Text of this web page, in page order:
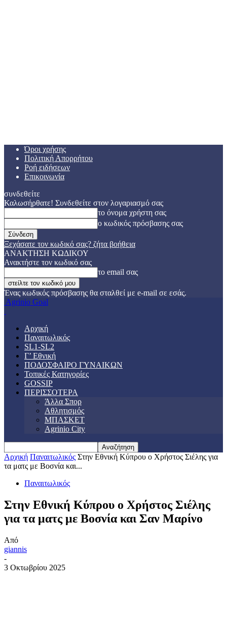
Όροι χρήσης
Πολιτική Απορρήτου
Ροή ειδήσεων
Επικοινωνία
συνδεθείτε
Καλωσήρθατε! Συνδεθείτε στον λογαριασμό σας
το όνομα χρήστη σας
ο κωδικός πρόσβασης σας
Ξεχάσατε τον κωδικό σας? ζήτα βοήθεια
ΑΝΑΚΤΗΣΗ ΚΩΔΙΚΟΥ
Ανακτήστε τον κωδικό σας
το email σας
Ένας κωδικός πρόσβασης θα σταλθεί με e-mail σε εσάς.
Agrinio Goal
Αρχική
Παναιτωλικός
SL1-SL2
Γ’ Εθνική
ΠΟΔΟΣΦΑΙΡΟ ΓΥΝΑΙΚΩΝ
Τοπικές Κατηγορίες
GOSSIP
ΠΕΡΙΣΣΟΤΕΡΑ
Άλλα Σπορ
Αθλητισμός
ΜΠΑΣΚΕΤ
Agrinio City
Αρχική Παναιτωλικός Στην Εθνική Κύπρου ο Χρήστος Σιέλης για
τα ματς με Βοσνία και...
Παναιτωλικός
Στην Εθνική Κύπρου ο Χρήστος Σιέλης
για τα ματς με Βοσνία και Σαν Μαρίνο
Από
giannis
-
3 Οκτωβρίου 2025